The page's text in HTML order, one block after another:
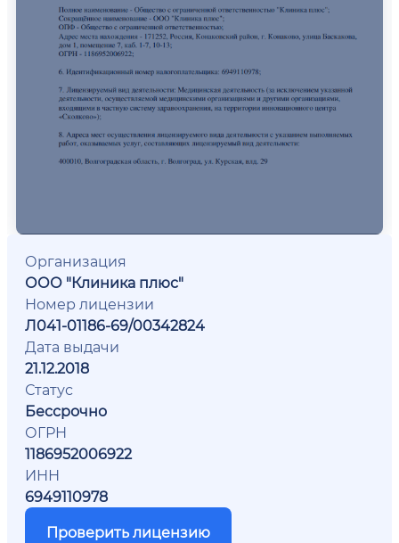
Организация
ООО "Клиника плюс"
Номер лицензии
Л041-01186-69/00342824
Дата выдачи
21.12.2018
Статус
Бессрочно
ОГРН
1186952006922
ИНН
6949110978
Проверить лицензию